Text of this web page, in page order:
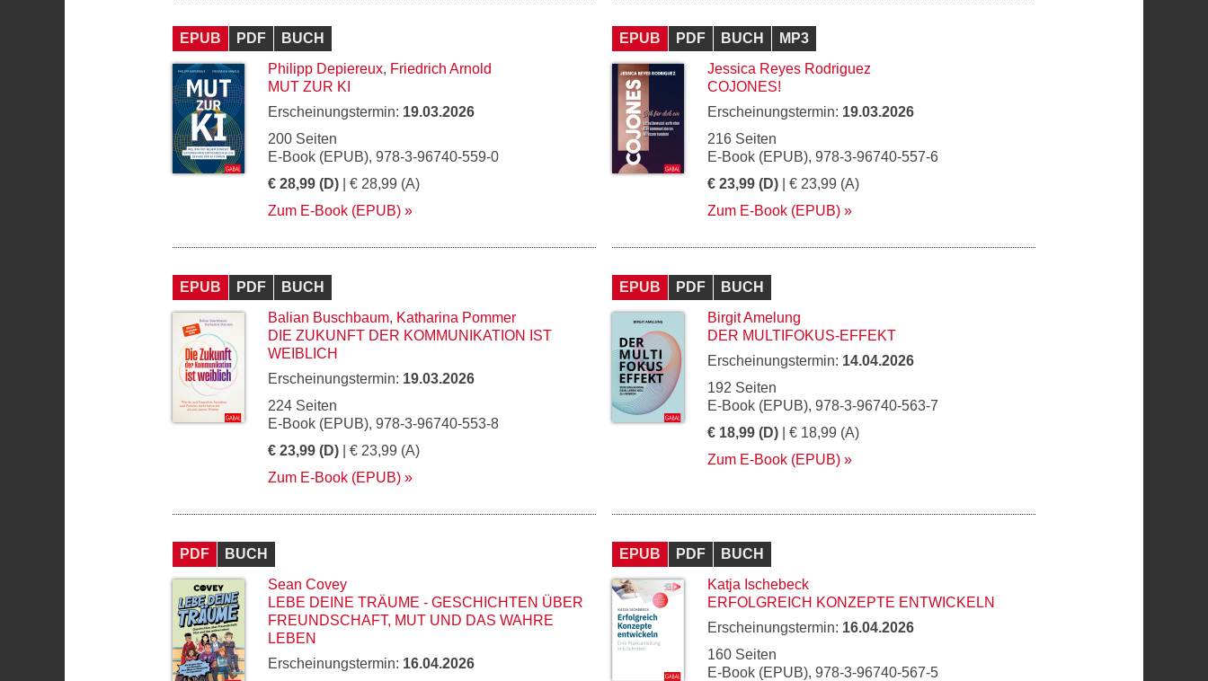
EPUB PDF
BUCH
Philipp Depiereux, Friedrich Arnold
MUT ZUR KI
Erscheinungstermin: 19.03.2026
200 Seiten
E-Book (EPUB), 978-3-96740-559-0
€ 28,99 (D) | € 28,99 (A)
Zum E-Book (EPUB)
EPUB PDF BUCH
MP3
Jessica Reyes Rodriguez
COJONES!
Erscheinungstermin: 19.03.2026
216 Seiten
E-Book (EPUB), 978-3-96740-557-6
€ 23,99 (D) | € 23,99 (A)
Zum E-Book (EPUB)
EPUB PDF
BUCH
Balian Buschbaum, Katharina Pommer
DIE ZUKUNFT DER KOMMUNIKATION IST
WEIBLICH
Erscheinungstermin: 19.03.2026
224 Seiten
E-Book (EPUB), 978-3-96740-553-8
€ 23,99 (D) | € 23,99 (A)
Zum E-Book (EPUB)
EPUB PDF
BUCH
Birgit Amelung
DER MULTIFOKUS-EFFEKT
Erscheinungstermin: 14.04.2026
192 Seiten
E-Book (EPUB), 978-3-96740-563-7
€ 18,99 (D) | € 18,99 (A)
Zum E-Book (EPUB)
PDF
BUCH
Sean Covey
LEBE DEINE TRÄUME - GESCHICHTEN ÜBER
FREUNDSCHAFT, MUT UND DAS WAHRE
LEBEN
Erscheinungstermin: 16.04.2026
EPUB PDF
BUCH
Katja Ischebeck
ERFOLGREICH KONZEPTE ENTWICKELN
Erscheinungstermin: 16.04.2026
160 Seiten
E-Book (EPUB), 978-3-96740-567-5